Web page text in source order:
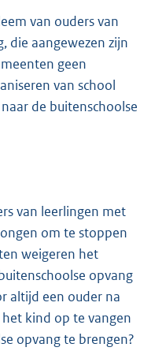
van ouders van
die aangewezen zijn
geen
van school
de buitenschoolse
van leerlingen met
om te stoppen
weigeren het
opvang
altijd een ouder na
kind op te vangen
opvang te brengen?